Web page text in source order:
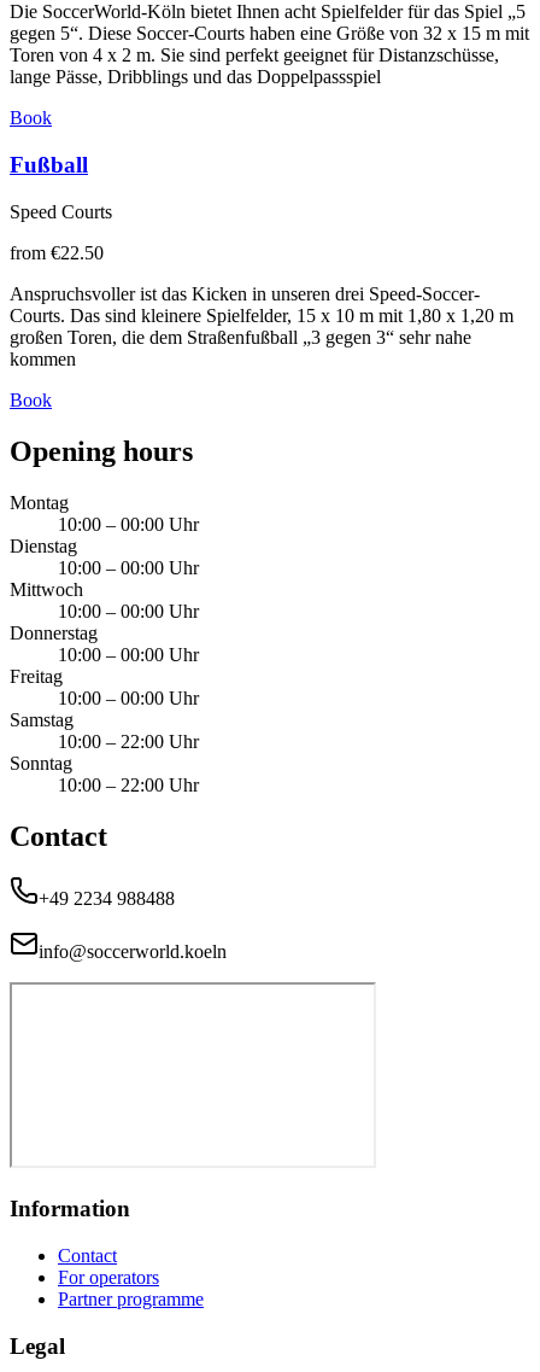
Die SoccerWorld-Köln bietet Ihnen acht Spielfelder für das Spiel „5
gegen 5“. Diese Soccer-Courts haben eine Größe von 32 x 15 m mit
Toren von 4 x 2 m. Sie sind perfekt geeignet für Distanzschüsse,
lange Pässe, Dribblings und das Doppelpassspiel
Book
Fußball
Speed Courts
from €22.50
Anspruchsvoller ist das Kicken in unseren drei Speed-Soccer-
Courts. Das sind kleinere Spielfelder, 15 x 10 m mit 1,80 x 1,20 m
großen Toren, die dem Straßenfußball „3 gegen 3“ sehr nahe
kommen
Book
Opening hours
Montag
10:00 – 00:00 Uhr
Dienstag
10:00 – 00:00 Uhr
Mittwoch
10:00 – 00:00 Uhr
Donnerstag
10:00 – 00:00 Uhr
Freitag
10:00 – 00:00 Uhr
Samstag
10:00 – 22:00 Uhr
Sonntag
10:00 – 22:00 Uhr
Contact
+49 2234 988488
info@soccerworld.koeln
Information
Contact
For operators
Partner programme
Legal